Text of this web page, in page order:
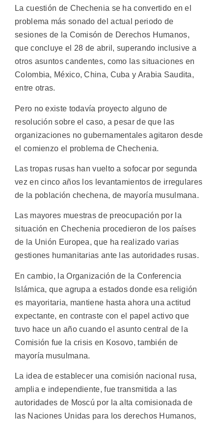
La cuestión de Chechenia se ha convertido en el
problema más sonado del actual periodo de
sesiones de la Comisón de Derechos Humanos,
que concluye el 28 de abril, superando inclusive a
otros asuntos candentes, como las situaciones en
Colombia, México, China, Cuba y Arabia Saudita,
entre otras.
Pero no existe todavía proyecto alguno de
resolución sobre el caso, a pesar de que las
organizaciones no gubernamentales agitaron desde
el comienzo el problema de Chechenia.
Las tropas rusas han vuelto a sofocar por segunda
vez en cinco años los levantamientos de irregulares
de la población chechena, de mayoría musulmana.
Las mayores muestras de preocupación por la
situación en Chechenia procedieron de los países
de la Unión Europea, que ha realizado varias
gestiones humanitarias ante las autoridades rusas.
En cambio, la Organización de la Conferencia
Islámica, que agrupa a estados donde esa religión
es mayoritaria, mantiene hasta ahora una actitud
expectante, en contraste con el papel activo que
tuvo hace un año cuando el asunto central de la
Comisión fue la crisis en Kosovo, también de
mayoría musulmana.
La idea de establecer una comisión nacional rusa,
amplia e independiente, fue transmitida a las
autoridades de Moscú por la alta comisionada de
las Naciones Unidas para los derechos Humanos,